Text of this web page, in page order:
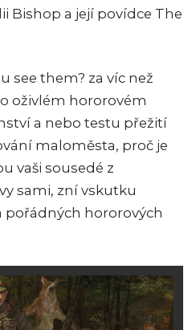
Bishop a její povídce The
see them? za víc než
oživlém hororovém
a nebo testu přežití
maloměsta, proč je
vaši sousedé z
sami, zní vskutku
pořádných hororových